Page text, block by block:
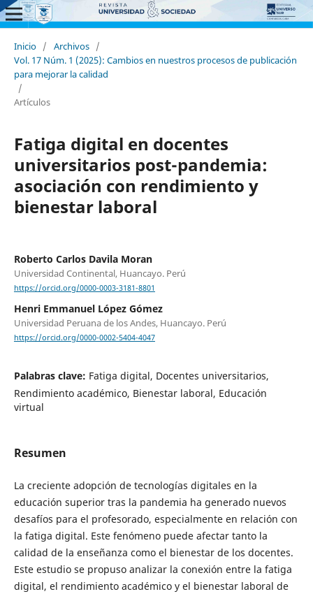
Inicio / Archivos /
Vol. 17 Núm. 1 (2025): Cambios en nuestros procesos de publicación
para mejorar la calidad
/
Artículos
Fatiga digital en docentes
universitarios post-pandemia:
asociación con rendimiento y
bienestar laboral
Roberto Carlos Davila Moran
Universidad Continental, Huancayo. Perú
https://orcid.org/0000-0003-3181-8801
Henri Emmanuel López Gómez
Universidad Peruana de los Andes, Huancayo. Perú
https://orcid.org/0000-0002-5404-4047
Palabras clave: Fatiga digital, Docentes universitarios,
Rendimiento académico, Bienestar laboral, Educación
virtual
Resumen
La creciente adopción de tecnologías digitales en la
educación superior tras la pandemia ha generado nuevos
desafíos para el profesorado, especialmente en relación con
la fatiga digital. Este fenómeno puede afectar tanto la
calidad de la enseñanza como el bienestar de los docentes.
Este estudio se propuso analizar la conexión entre la fatiga
digital, el rendimiento académico y el bienestar laboral de